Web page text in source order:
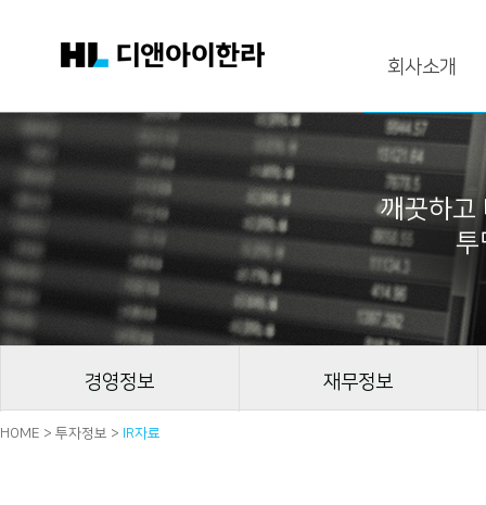
회사소개
깨끗하고
투
경영정보 재무정보
HOME > 투자정보 > IR자료